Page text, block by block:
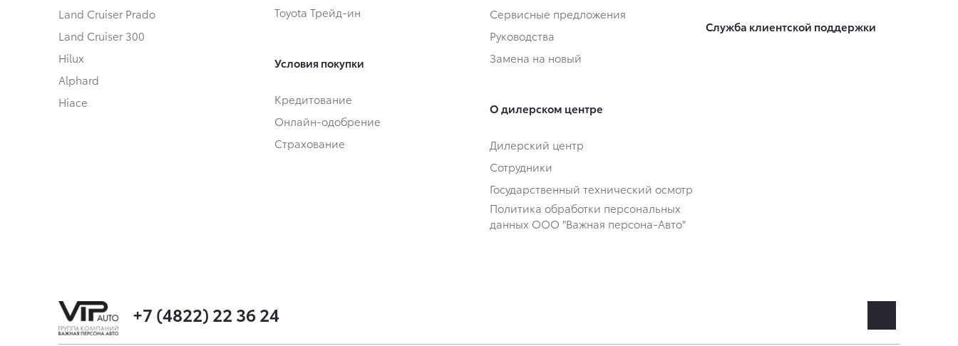
Land Cruiser Prado
Land Cruiser 300
Hilux
Alphard
Hiace
Toyota Трейд-ин
Условия покупки
Кредитование
Онлайн-одобрение
Страхование
Сервисные предложения
Руководства
Замена на новый
О дилерском центре
Дилерский центр
Сотрудники
Государственный технический осмотр
Политика обработки персональных
данных ООО "Важная персона-Авто"
Служба клиентской поддержки
+7 (4822) 22 36 24